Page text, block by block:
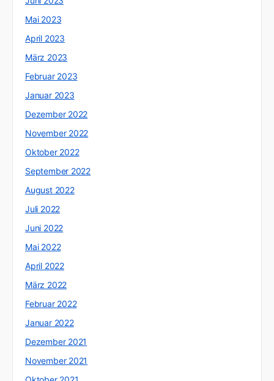
Mai 2023
April 2023
März 2023
Februar 2023
Januar 2023
Dezember 2022
November 2022
Oktober 2022
September 2022
August 2022
Juli 2022
Juni 2022
Mai 2022
April 2022
März 2022
Februar 2022
Januar 2022
Dezember 2021
November 2021